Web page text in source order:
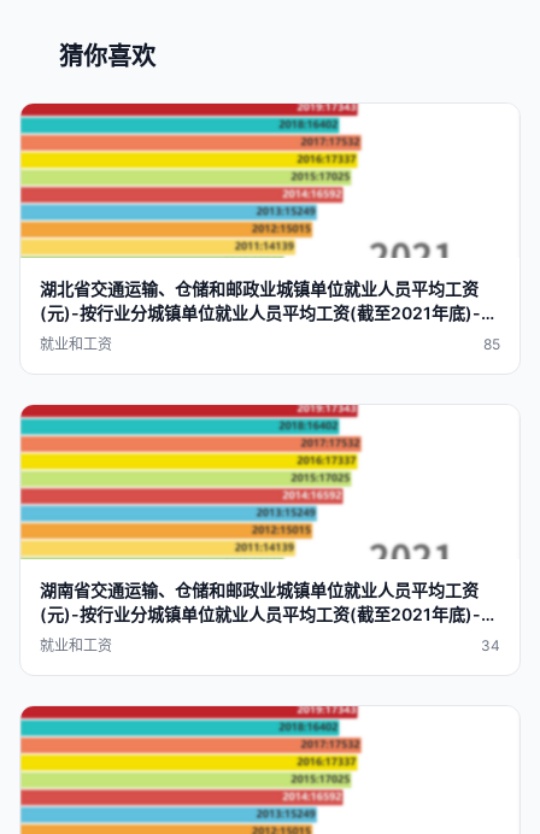
猜你喜欢
湖北省交通运输、仓储和邮政业城镇单位就业人员平均工资
(元)-按行业分城镇单位就业人员平均工资(截至2021年底)-数
据可视化-datavrap
就业和工资 85
湖南省交通运输、仓储和邮政业城镇单位就业人员平均工资
(元)-按行业分城镇单位就业人员平均工资(截至2021年底)-数
据可视化-datavrap
就业和工资 34